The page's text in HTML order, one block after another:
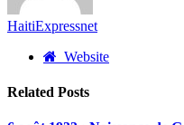
HaitiExpressnet
Website
Related Posts